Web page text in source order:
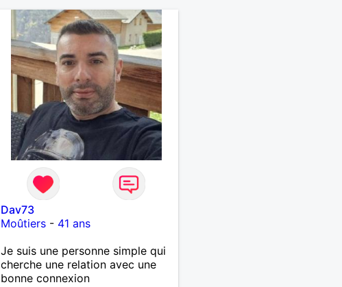
Dav73
Moûtiers - 41 ans
Je suis une personne simple qui
cherche une relation avec une
bonne connexion